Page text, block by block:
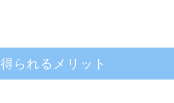
られるメリット